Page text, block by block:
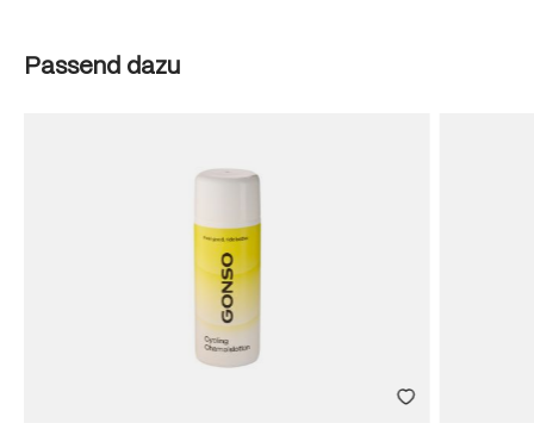
Produktgalerie überspringen
Passend dazu